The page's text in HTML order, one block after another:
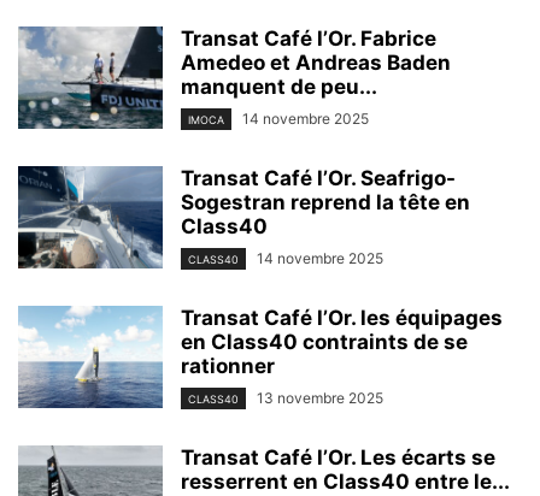
Transat Café l’Or. Fabrice
Amedeo et Andreas Baden
manquent de peu...
IMOCA 14 novembre 2025
Transat Café l’Or. Seafrigo-
Sogestran reprend la tête en
Class40
CLASS40 14 novembre 2025
Transat Café l’Or. les équipages
en Class40 contraints de se
rationner
CLASS40 13 novembre 2025
Transat Café l’Or. Les écarts se
resserrent en Class40 entre le...